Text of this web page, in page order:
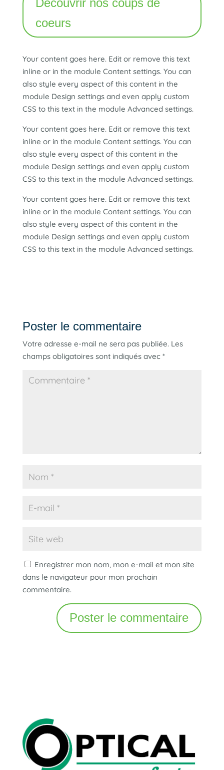
Découvrir nos coups de
coeurs
Your content goes here. Edit or remove this text
inline or in the module Content settings. You can
also style every aspect of this content in the
module Design settings and even apply custom
CSS to this text in the module Advanced settings.
Your content goes here. Edit or remove this text
inline or in the module Content settings. You can
also style every aspect of this content in the
module Design settings and even apply custom
CSS to this text in the module Advanced settings.
Your content goes here. Edit or remove this text
inline or in the module Content settings. You can
also style every aspect of this content in the
module Design settings and even apply custom
CSS to this text in the module Advanced settings.
Poster le commentaire
Votre adresse e-mail ne sera pas publiée. Les
champs obligatoires sont indiqués avec *
Enregistrer mon nom, mon e-mail et mon site
dans le navigateur pour mon prochain
commentaire.